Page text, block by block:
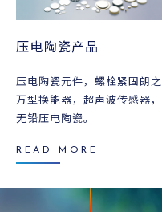
压电陶瓷产品
压电陶瓷元件，螺栓紧固朗之
万型换能器，超声波传感器，
无铅压电陶瓷。
READ MORE